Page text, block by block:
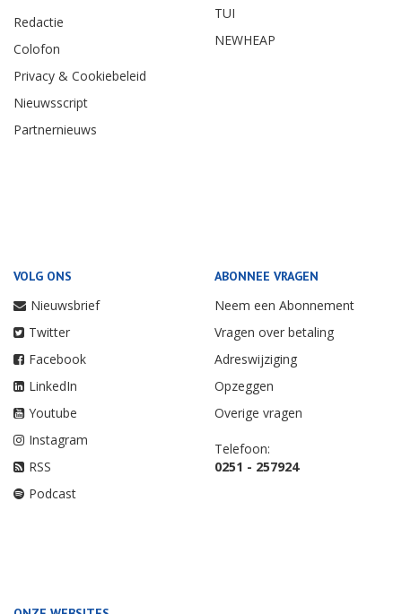
Redactie
Colofon
Privacy & Cookiebeleid
Nieuwsscript
Partnernieuws
TUI
NEWHEAP
VOLG ONS
Nieuwsbrief
Twitter
Facebook
LinkedIn
Youtube
Instagram
RSS
Podcast
ABONNEE VRAGEN
Neem een Abonnement
Vragen over betaling
Adreswijziging
Opzeggen
Overige vragen
Telefoon:
0251 - 257924